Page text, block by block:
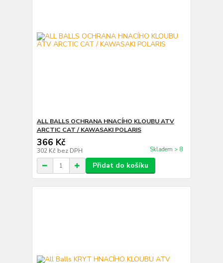
ALL BALLS OCHRANA HNACÍHO KLOUBU ATV
ARCTIC CAT / KAWASAKI POLARIS
366 Kč
302 Kč bez DPH Skladem > 8
Přidat do košíku